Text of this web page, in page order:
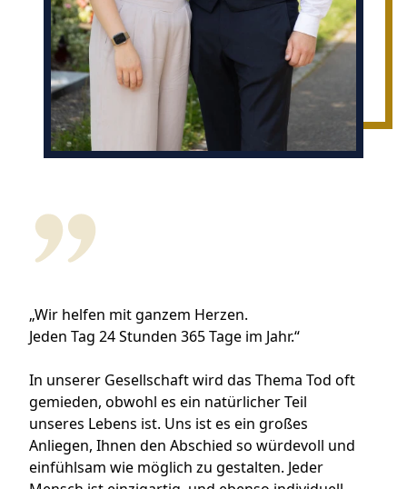
„Wir helfen mit ganzem Herzen.
Jeden Tag 24 Stunden 365 Tage im Jahr.“
In unserer Gesellschaft wird das Thema Tod oft
gemieden, obwohl es ein natürlicher Teil
unseres Lebens ist. Uns ist es ein großes
Anliegen, Ihnen den Abschied so würdevoll und
einfühlsam wie möglich zu gestalten. Jeder